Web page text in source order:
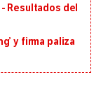
- Resultados del
y firma paliza